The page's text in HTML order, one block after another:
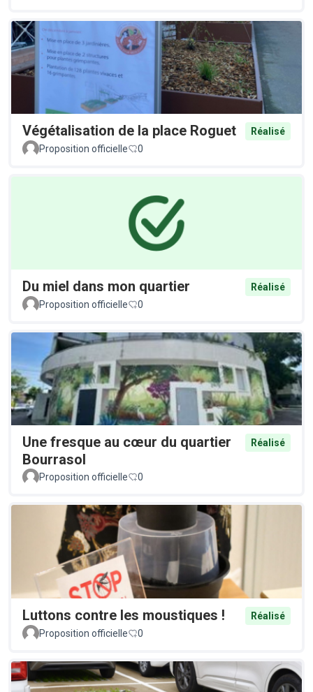
Végétalisation de la place Roguet
Réalisé
Proposition officielle
0
Du miel dans mon quartier
Réalisé
Proposition officielle
0
Une fresque au cœur du quartier
Bourrasol
Réalisé
Proposition officielle 0
Luttons contre les moustiques !
Réalisé
Proposition officielle
0